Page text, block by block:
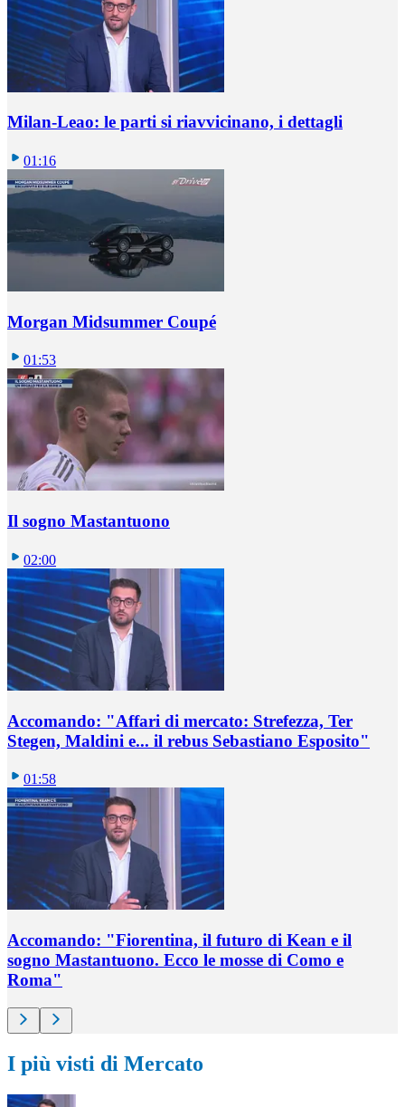
Milan-Leao: le parti si riavvicinano, i dettagli
01:16
Morgan Midsummer Coupé
01:53
Il sogno Mastantuono
02:00
Accomando: "Affari di mercato: Strefezza, Ter
Stegen, Maldini e... il rebus Sebastiano Esposito"
01:58
Accomando: "Fiorentina, il futuro di Kean e il
sogno Mastantuono. Ecco le mosse di Como e
Roma"
I più visti di Mercato